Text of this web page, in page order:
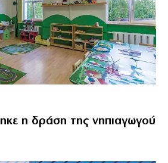
η δράση της νηπιαγωγού